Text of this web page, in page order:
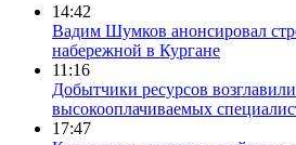
14:42
Вадим Шумков анонсировал
набережной в Кургане
11:16
Добытчики ресурсов
высокооплачиваемых
17:47